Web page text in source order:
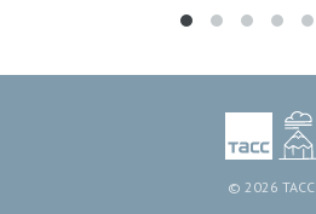
© 2026 ТАСС